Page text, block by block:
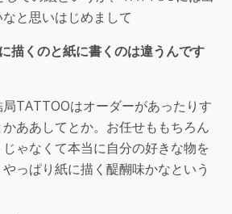
と思いはじめまして
描くのと紙に書くのは違うんです
TATTOOはオーダーがあったりす
ああしてとか。お任せももちろん
ゃなくて本当に自分の好きな物を
っぱり紙に描く醍醐味かなという